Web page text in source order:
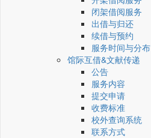
闭架借阅服务
出借与归还
续借与预约
服务时间与分布
馆际互借&文献传递
公告
服务内容
提交申请
收费标准
校外查询系统
联系方式